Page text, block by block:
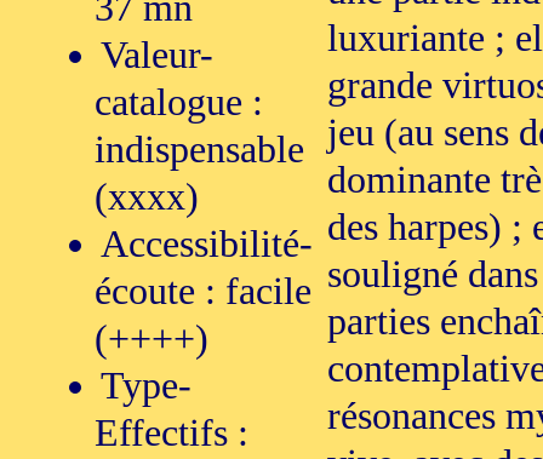
Valeur-
catalogue :
indispensable
(xxxx)
Accessibilité-
écoute : facile
(++++)
Type-
Effectifs :
luxuriante ;
grande
jeu (au sens
dominante
des harpes) ;
souligné
parties
résonances